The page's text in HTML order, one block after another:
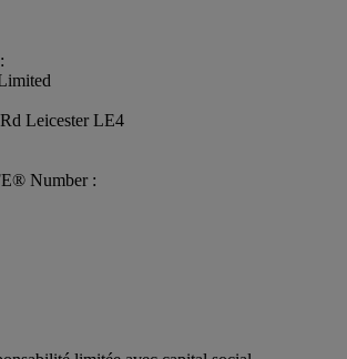
Leicester LE4
Number :